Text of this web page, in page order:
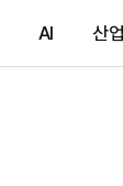
AI 산업